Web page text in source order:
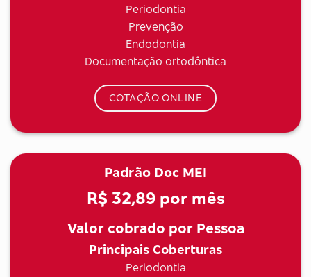
Periodontia
Prevenção
Endodontia
Documentação ortodôntica
COTAÇÃO ONLINE
Padrão Doc MEI
R$ 32,89por mês
Valor cobrado por Pessoa
Principais Coberturas
Periodontia